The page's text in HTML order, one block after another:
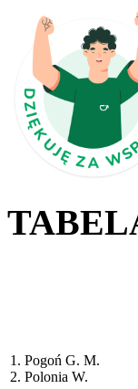
1. Pogoń G. M.
2. Polonia W.